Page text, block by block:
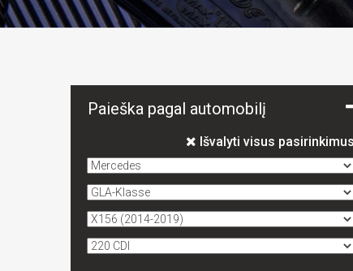
Paieška pagal automobilį
Išvalyti visus pasirinkimus